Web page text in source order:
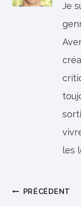
Je
les
Navigation
PRÉCÉDENT